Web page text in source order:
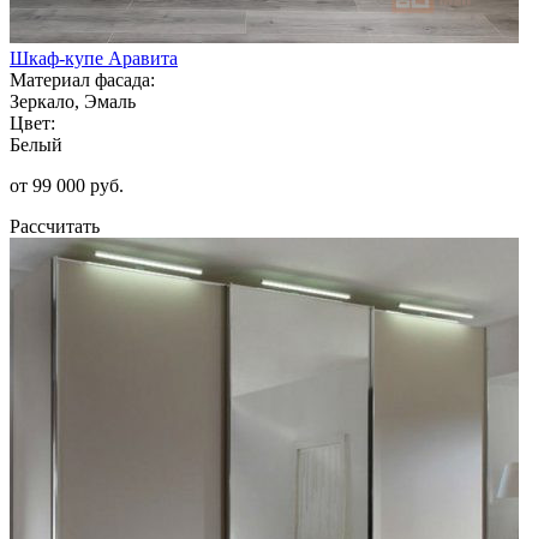
Шкаф-купе Аравита
Материал фасада:
Зеркало, Эмаль
Цвет:
Белый
от 99 000 руб.
Рассчитать